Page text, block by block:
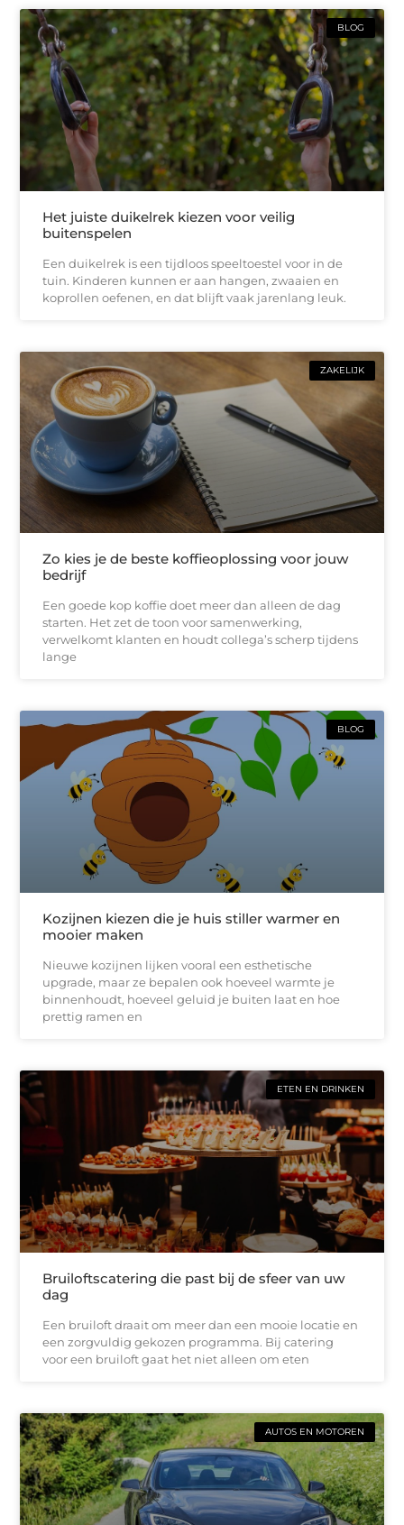
BLOG
Het juiste duikelrek kiezen voor veilig
buitenspelen
Een duikelrek is een tijdloos speeltoestel voor in de
tuin. Kinderen kunnen er aan hangen, zwaaien en
koprollen oefenen, en dat blijft vaak jarenlang leuk.
ZAKELIJK
Zo kies je de beste koffieoplossing voor jouw
bedrijf
Een goede kop koffie doet meer dan alleen de dag
starten. Het zet de toon voor samenwerking,
verwelkomt klanten en houdt collega’s scherp tijdens
lange
BLOG
Kozijnen kiezen die je huis stiller warmer en
mooier maken
Nieuwe kozijnen lijken vooral een esthetische
upgrade, maar ze bepalen ook hoeveel warmte je
binnenhoudt, hoeveel geluid je buiten laat en hoe
prettig ramen en
ETEN EN DRINKEN
Bruiloftscatering die past bij de sfeer van uw
dag
Een bruiloft draait om meer dan een mooie locatie en
een zorgvuldig gekozen programma. Bij catering
voor een bruiloft gaat het niet alleen om eten
AUTOS EN MOTOREN